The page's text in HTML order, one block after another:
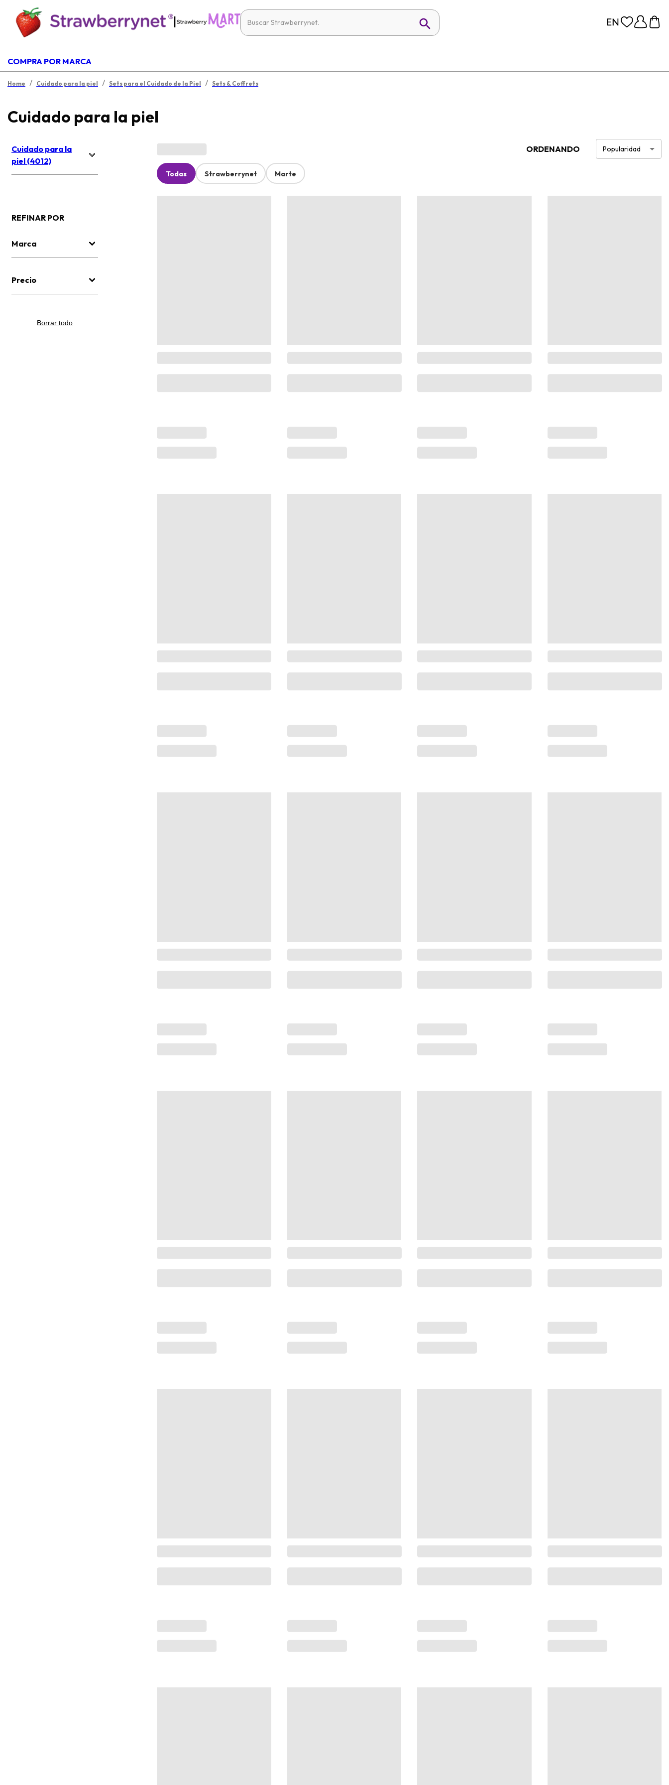
|
COMPRA POR MARCA
Home / Cuidado para la piel / Sets para el Cuidado de la Piel / Sets & Coffrets
Cuidado para la piel
Cuidado para la
piel (4012)
REFINAR POR
Marca
Precio
Borrar todo
ORDENANDO Popularidad
Todas Strawberrynet Marte